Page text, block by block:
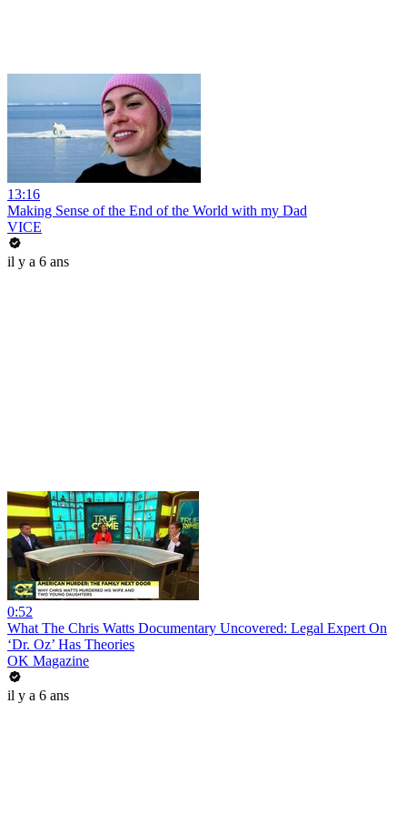
13:16
Making Sense of the End of the World with my Dad
VICE
il y a 6 ans
0:52
What The Chris Watts Documentary Uncovered: Legal Expert On
‘Dr. Oz’ Has Theories
OK Magazine
il y a 6 ans